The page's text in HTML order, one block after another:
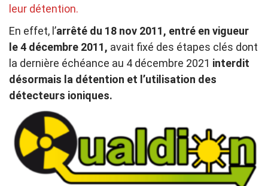
leur détention.
En effet, l’arrêté du 18 nov 2011, entré en vigueur
le 4 décembre 2011, avait fixé des étapes clés dont
la dernière échéance au 4 décembre 2021 interdit
désormais la détention et l’utilisation des
détecteurs ioniques.